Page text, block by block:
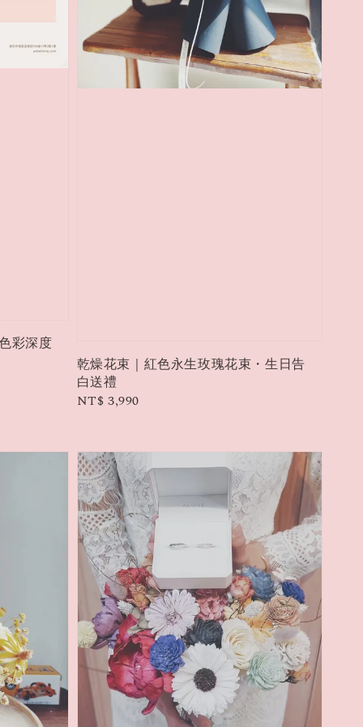
彩深度
乾燥花束｜紅色永生玫瑰花束・生日告
白送禮
Regular
NT$ 3,990